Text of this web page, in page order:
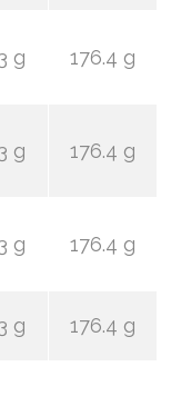
g 176.4 g
g 176.4 g
g 176.4 g
g 176.4 g